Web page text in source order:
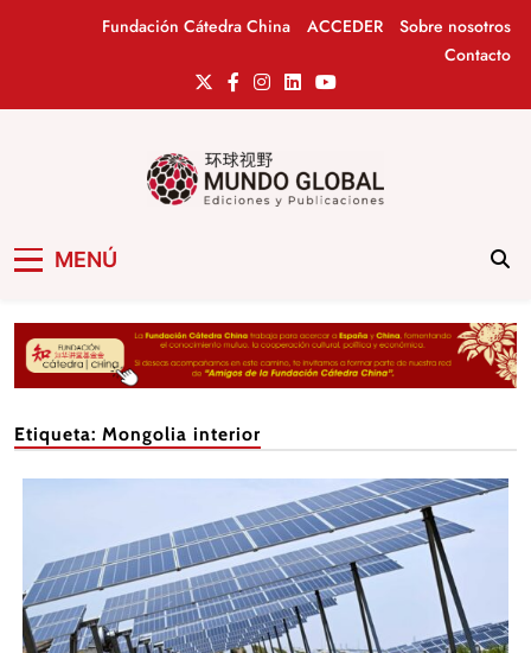
Fundación Cátedra China ACCEDER
Sobre nosotros
Contacto
MENÚ
Etiqueta: Mongolia interior